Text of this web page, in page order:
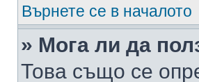
Върнете се в началото
» Мога ли да
Това също се